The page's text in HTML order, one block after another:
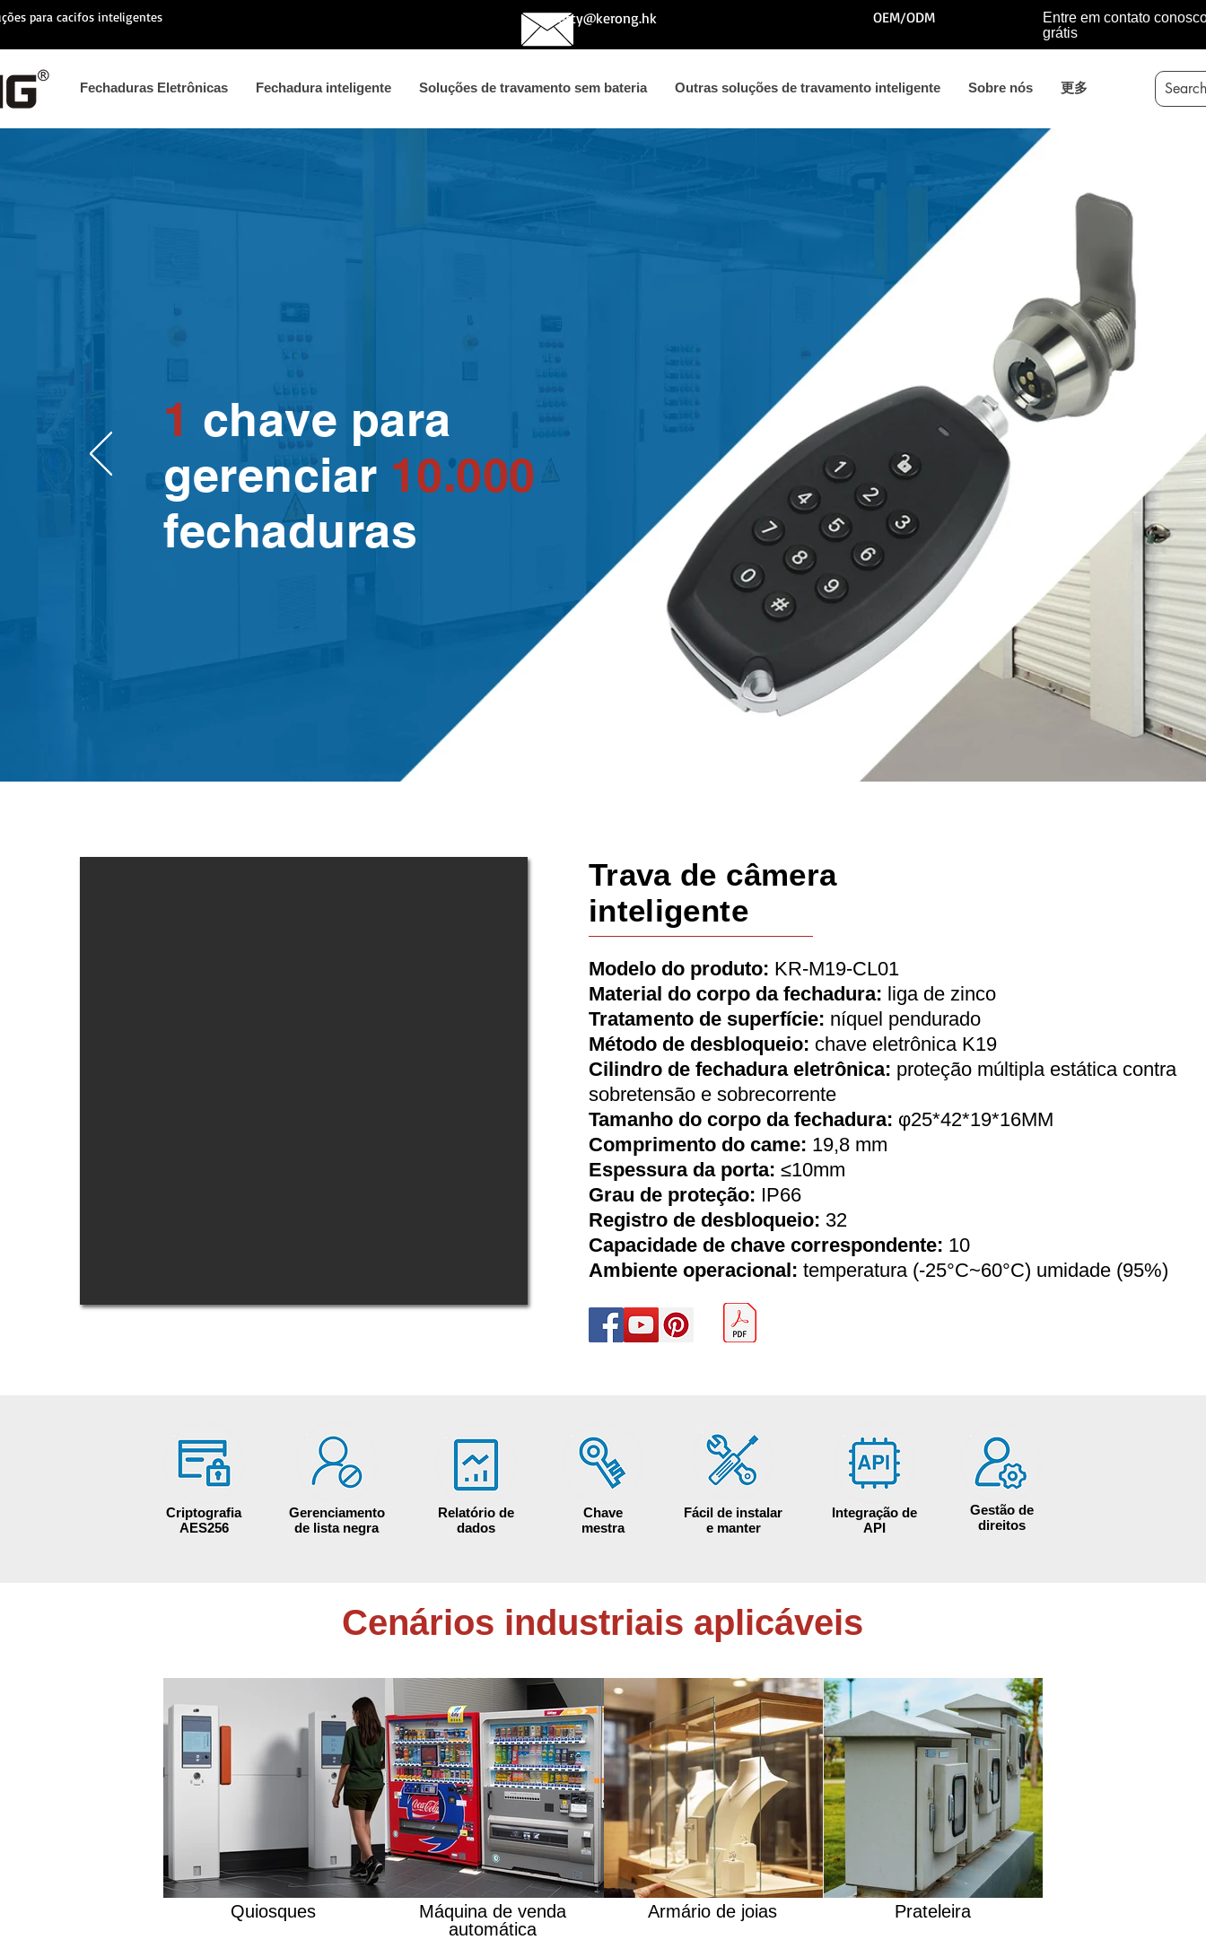
para cacifos inteligentes betty@kerong.hk OEM/ODM
Entre em contato
grátis
Fechaduras Eletrônicas Fechadura inteligente Soluções de travamento sem bateria Outras soluções de travamento inteligente Sobre nós 更多
1 chave para
gerenciar 10.000
fechaduras
Trava de câmera
inteligente
Modelo do produto: KR-M19-CL01
Material do corpo da fechadura: liga de zinco
Tratamento de superfície: níquel pendurado
Método de desbloqueio: chave eletrônica K19
Cilindro de fechadura eletrônica: proteção múltipla estática contra
sobretensão e sobrecorrente
Tamanho do corpo da fechadura: φ25*42*19*16MM
Comprimento do came: 19,8 mm
Espessura da porta: ≤10mm
Grau de proteção: IP66
Registro de desbloqueio: 32
Capacidade de chave correspondente: 10
Ambiente operacional: temperatura (-25°C~60°C) umidade (95%)
Criptografia
AES256
Gerenciamento
de lista negra
Relatório de
dados
Chave
mestra
Fácil de instalar
e manter
Integração de
API
Gestão de
direitos
Cenários industriais aplicáveis
Quiosques
Máquina de venda
automática
Armário de joias Prateleira